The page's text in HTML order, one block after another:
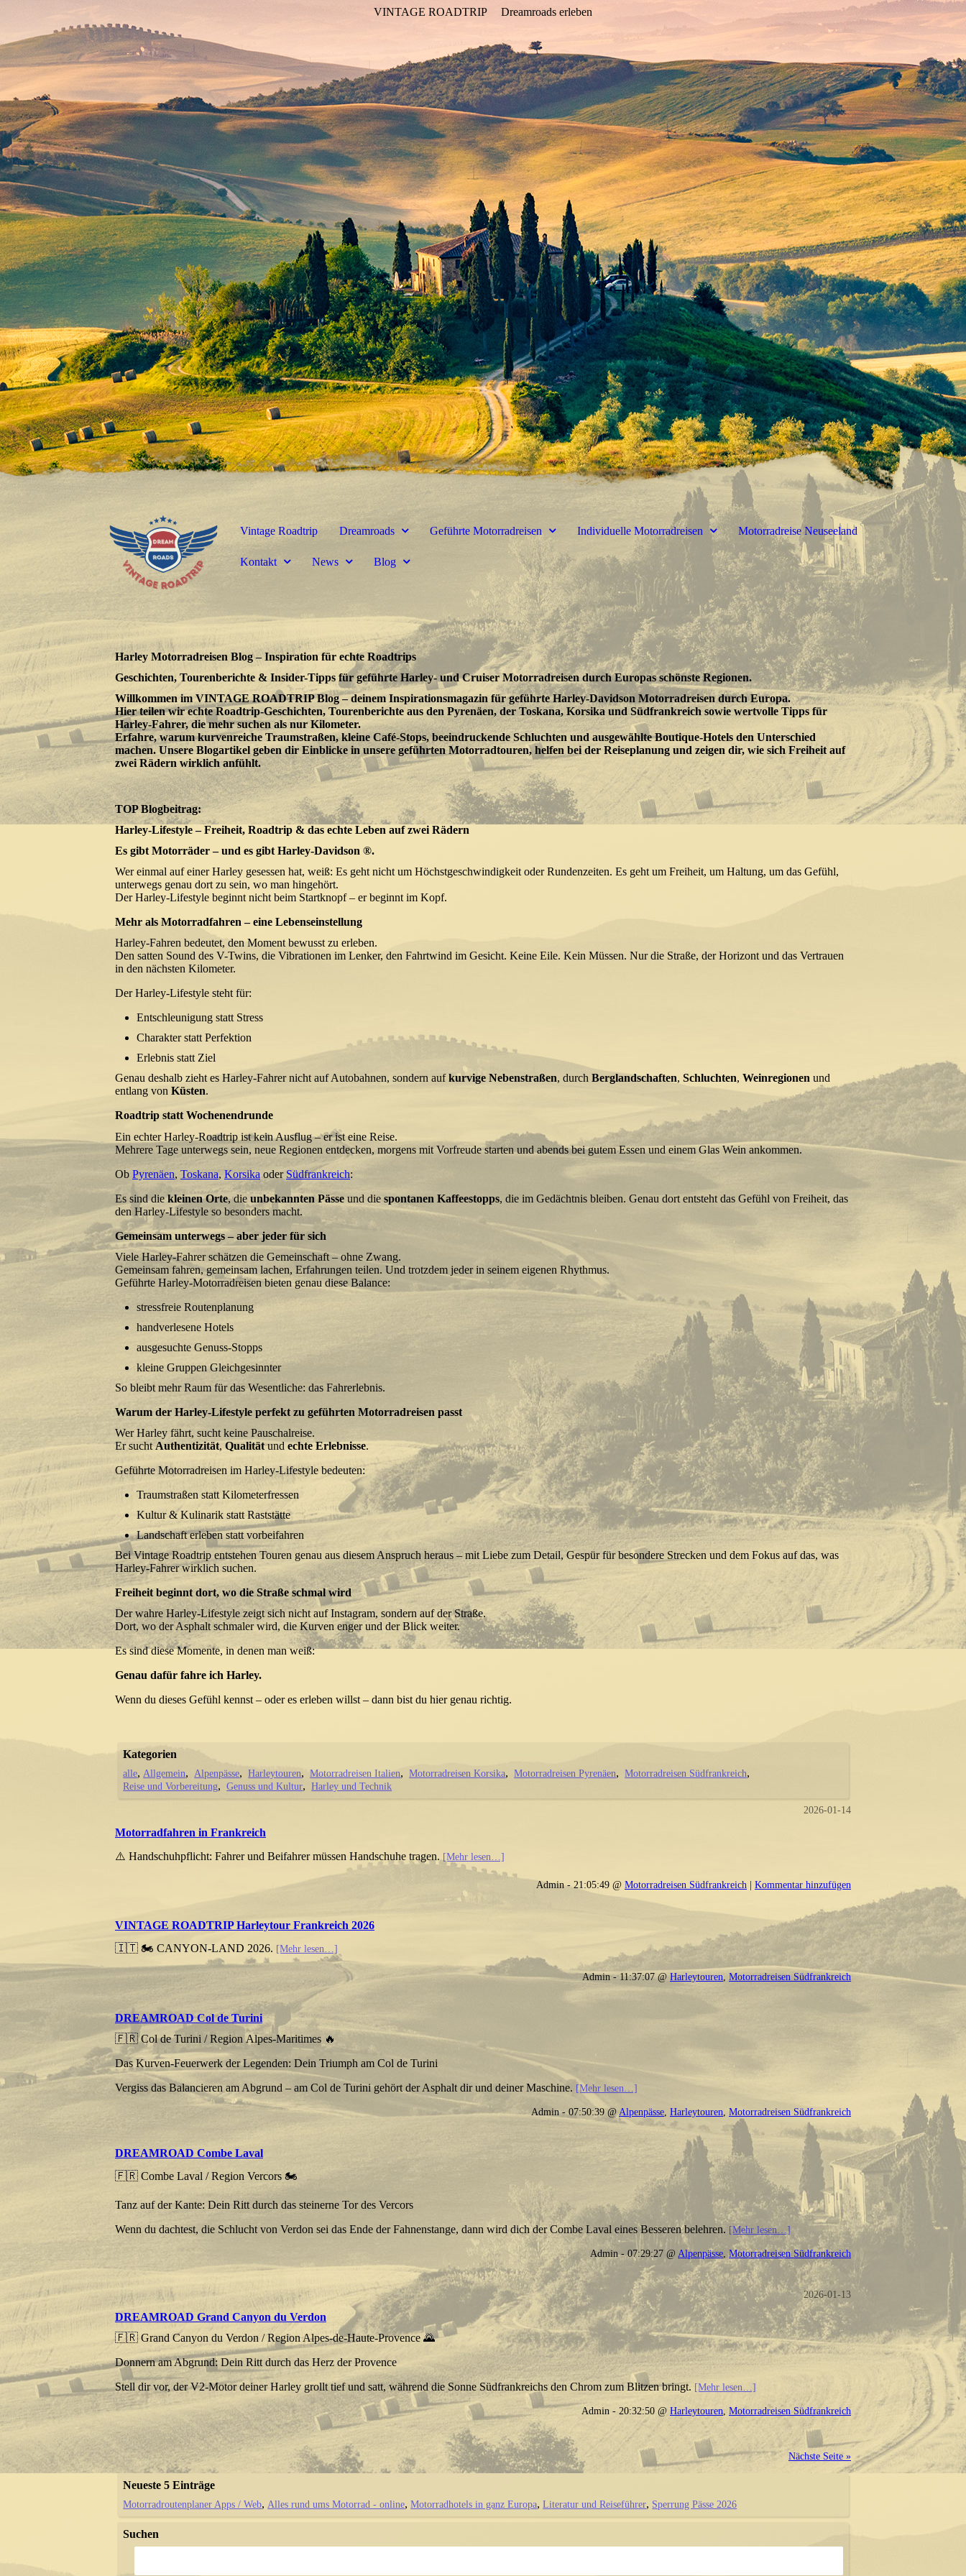
VINTAGE ROADTRIP Dreamroads erleben
Vintage Roadtrip Dreamroads Geführte Motorradreisen Individuelle Motorradreisen Motorradreise Neuseeland
Kontakt News Blog
Harley Motorradreisen Blog – Inspiration für echte Roadtrips
Geschichten, Tourenberichte & Insider-Tipps für geführte Harley- und Cruiser Motorradreisen durch Europas schönste Regionen.
Willkommen im VINTAGE ROADTRIP Blog – deinem Inspirationsmagazin für geführte Harley-Davidson Motorradreisen durch Europa.
Hier teilen wir echte Roadtrip-Geschichten, Tourenberichte aus den Pyrenäen, der Toskana, Korsika und Südfrankreich sowie wertvolle Tipps für
Harley-Fahrer, die mehr suchen als nur Kilometer.
Erfahre, warum kurvenreiche Traumstraßen, kleine Café-Stops, beeindruckende Schluchten und ausgewählte Boutique-Hotels den Unterschied
machen. Unsere Blogartikel geben dir Einblicke in unsere geführten Motorradtouren, helfen bei der Reiseplanung und zeigen dir, wie sich Freiheit auf
zwei Rädern wirklich anfühlt.
TOP Blogbeitrag:
Harley-Lifestyle – Freiheit, Roadtrip & das echte Leben auf zwei Rädern
Es gibt Motorräder – und es gibt Harley-Davidson ®.
Wer einmal auf einer Harley gesessen hat, weiß: Es geht nicht um Höchstgeschwindigkeit oder Rundenzeiten. Es geht um Freiheit, um Haltung, um das Gefühl,
unterwegs genau dort zu sein, wo man hingehört.
Der Harley-Lifestyle beginnt nicht beim Startknopf – er beginnt im Kopf.
Mehr als Motorradfahren – eine Lebenseinstellung
Harley-Fahren bedeutet, den Moment bewusst zu erleben.
Den satten Sound des V-Twins, die Vibrationen im Lenker, den Fahrtwind im Gesicht. Keine Eile. Kein Müssen. Nur die Straße, der Horizont und das Vertrauen
in den nächsten Kilometer.
Der Harley-Lifestyle steht für:
Entschleunigung statt Stress
Charakter statt Perfektion
Erlebnis statt Ziel
Genau deshalb zieht es Harley-Fahrer nicht auf Autobahnen, sondern aufkurvige Nebenstraßen, durch Berglandschaften, Schluchten, Weinregionen und
entlang von Küsten.
Roadtrip statt Wochenendrunde
Ein echter Harley-Roadtrip ist kein Ausflug – er ist eine Reise.
Mehrere Tage unterwegs sein, neue Regionen entdecken, morgens mit Vorfreude starten und abends bei gutem Essen und einem Glas Wein ankommen.
Ob Pyrenäen, Toskana,Korsika oder Südfrankreich:
Es sind diekleinen Orte, die unbekannten Pässe und die spontanen Kaffeestopps, die im Gedächtnis bleiben. Genau dort entsteht das Gefühl von Freiheit, das
den Harley-Lifestyle so besonders macht.
Gemeinsam unterwegs – aber jeder für sich
Viele Harley-Fahrer schätzen die Gemeinschaft – ohne Zwang.
Gemeinsam fahren, gemeinsam lachen, Erfahrungen teilen. Und trotzdem jeder in seinem eigenen Rhythmus.
Geführte Harley-Motorradreisen bieten genau diese Balance:
stressfreie Routenplanung
handverlesene Hotels
ausgesuchte Genuss-Stopps
kleine Gruppen Gleichgesinnter
So bleibt mehr Raum für das Wesentliche: das Fahrerlebnis.
Warum der Harley-Lifestyle perfekt zu geführten Motorradreisen passt
Wer Harley fährt, sucht keine Pauschalreise.
Er suchtAuthentizität, Qualitätundechte Erlebnisse.
Geführte Motorradreisen im Harley-Lifestyle bedeuten:
Traumstraßen statt Kilometerfressen
Kultur & Kulinarik statt Raststätte
Landschaft erleben statt vorbeifahren
Bei Vintage Roadtrip entstehen Touren genau aus diesem Anspruch heraus – mit Liebe zum Detail, Gespür für besondere Strecken und dem Fokus auf das, was
Harley-Fahrer wirklich suchen.
Freiheit beginnt dort, wo die Straße schmal wird
Der wahre Harley-Lifestyle zeigt sich nicht auf Instagram, sondern auf der Straße.
Dort, wo der Asphalt schmaler wird, die Kurven enger und der Blick weiter.
Es sind diese Momente, in denen man weiß:
Genau dafür fahre ich Harley.
Wenn du dieses Gefühl kennst – oder es erleben willst – dann bist du hier genau richtig.
Kategorien
alle Allgemein Alpenpässe Harleytouren Motorradreisen Italien Motorradreisen Korsika Motorradreisen Pyrenäen
Motorradreisen Südfrankreich
Reise und Vorbereitung
Genuss und Kultur Harley und Technik
2026-01-14
Motorradfahren in Frankreich
⚠️ Handschuhpflicht: Fahrer und Beifahrer müssen Handschuhe tragen. [Mehr lesen…]
Admin - 21:05:49 @ Motorradreisen Südfrankreich | Kommentar hinzufügen
VINTAGE ROADTRIP Harleytour Frankreich 2026
🇮🇹 🏍 CANYON-LAND 2026. [Mehr lesen…]
Admin - 11:37:07 @ Harleytouren, Motorradreisen Südfrankreich
DREAMROAD Col de Turini
🇫🇷 Col de Turini / Region Alpes-Maritimes 🔥
Das Kurven-Feuerwerk der Legenden: Dein Triumph am Col de Turini
Vergiss das Balancieren am Abgrund – am Col de Turini gehört der Asphalt dir und deiner Maschine. [Mehr lesen…]
Admin - 07:50:39 @Alpenpässe, Harleytouren, Motorradreisen Südfrankreich
DREAMROAD Combe Laval
🇫🇷 Combe Laval / Region Vercors 🏍️
Tanz auf der Kante: Dein Ritt durch das steinerne Tor des Vercors
Wenn du dachtest, die Schlucht von Verdon sei das Ende der Fahnenstange, dann wird dich der Combe Laval eines Besseren belehren. [Mehr lesen…]
Admin - 07:29:27 @ Alpenpässe ,Motorradreisen Südfrankreich
2026-01-13
DREAMROAD Grand Canyon du Verdon
🇫🇷 Grand Canyon du Verdon / Region Alpes-de-Haute-Provence 🌄
Donnern am Abgrund: Dein Ritt durch das Herz der Provence
Stell dir vor, der V2-Motor deiner Harley grollt tief und satt, während die Sonne Südfrankreichs den Chrom zum Blitzen bringt. [Mehr lesen…]
Admin - 20:32:50 @ Harleytouren, Motorradreisen Südfrankreich
Nächste Seite »
Neueste 5 Einträge
Motorradroutenplaner Apps / Web Alles rund ums Motorrad - online Motorradhotels in ganz Europa Literatur und Reiseführer Sperrung Pässe 2026
Suchen